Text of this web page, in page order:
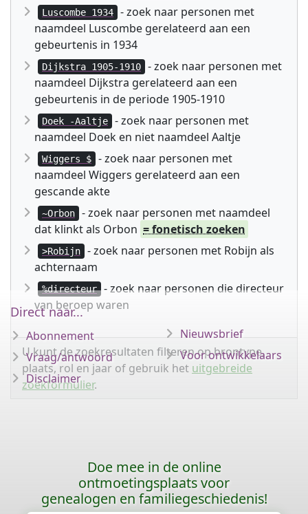
Luscombe 1934
- zoek naar personen met
naamdeel Luscombe gerelateerd aan een
gebeurtenis in 1934
Dijkstra 1905-1910
- zoek naar personen met
naamdeel Dijkstra gerelateerd aan een
gebeurtenis in de periode 1905-1910
Doek -Aaltje
- zoek naar personen met
naamdeel Doek en niet naamdeel Aaltje
Wiggers $
- zoek naar personen met
naamdeel Wiggers gerelateerd aan een
gescande akte
~Orbon
- zoek naar personen met naamdeel
dat klinkt als Orbon = fonetisch zoeken
>Robijn
- zoek naar personen met Robijn als
achternaam
%directeur
- zoek naar personen die directeur
van beroep waren
U kunt de zoekresultaten filteren op brontype,
plaats, rol en jaar of gebruik het uitgebreide
zoekformulier.
Direct naar...
Abonnement
Vraag/antwoord
Disclaimer
Nieuwsbrief
Voor ontwikkelaars
Doe mee in de online
ontmoetingsplaats voor
genealogen en familiegeschiedenis!